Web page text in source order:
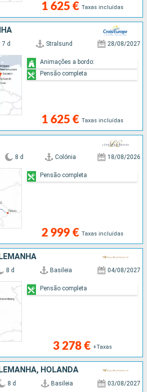
1 625 € Taxas incluídas
7 d Stralsund 28/08/2027
1 625 € Taxas incluídas
Animações a bordo:
Pensão completa
8 d Colónia 18/08/2026
2 999 € Taxas incluídas
Pensão completa
8 d Basileia 04/08/2027
3 278 € +Taxas
Pensão completa
HOLANDA
8 d Basileia 03/08/2027